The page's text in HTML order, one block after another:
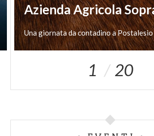
UnagiornatadacontadinoaPostalesio
1 20